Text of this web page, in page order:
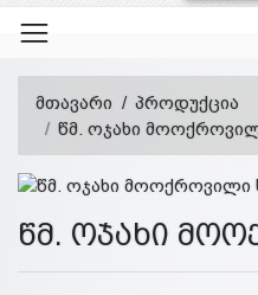
მთავარი
პროდუქცია
წმ. ოჯახი
წმ. ოჯახი